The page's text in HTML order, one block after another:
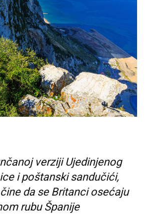
verziji Ujedinjenog
i poštanski sandučići,
da se Britanci osećaju
rubu Španije